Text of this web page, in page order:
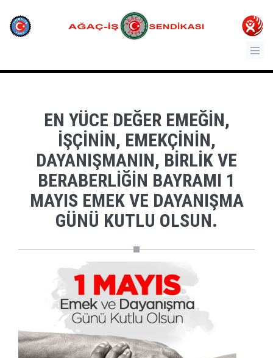
EN YÜCE DEĞER EMEĞIN,
IŞÇININ, EMEKÇININ,
DAYANIŞMANIN, BIRLIK VE
BERABERLIĞIN BAYRAMI 1
MAYIS EMEK VE DAYANIŞMA
GÜNÜ KUTLU OLSUN.